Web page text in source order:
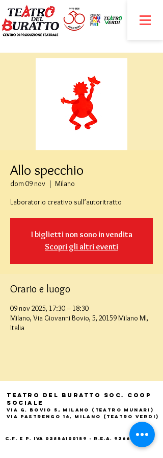
Allo specchio
dom 09 nov
  |
Milano
Laboratorio creativo sull’autoritratto
I biglietti non sono in vendita
Scopri gli altri eventi
Orario e luogo
09 nov 2025, 17:30 – 18:30
Milano, Via Giovanni Bovio, 5, 20159 Milano MI,
Italia
Teatro del Buratto Soc. Coop
sociale
Via G. Bovio 5, Milano (Teatro Munari)
Via Pastrengo 16, Milano (Teatro Verdi)
C.F. e P. Iva 02854100159 - R.E.A. 926622